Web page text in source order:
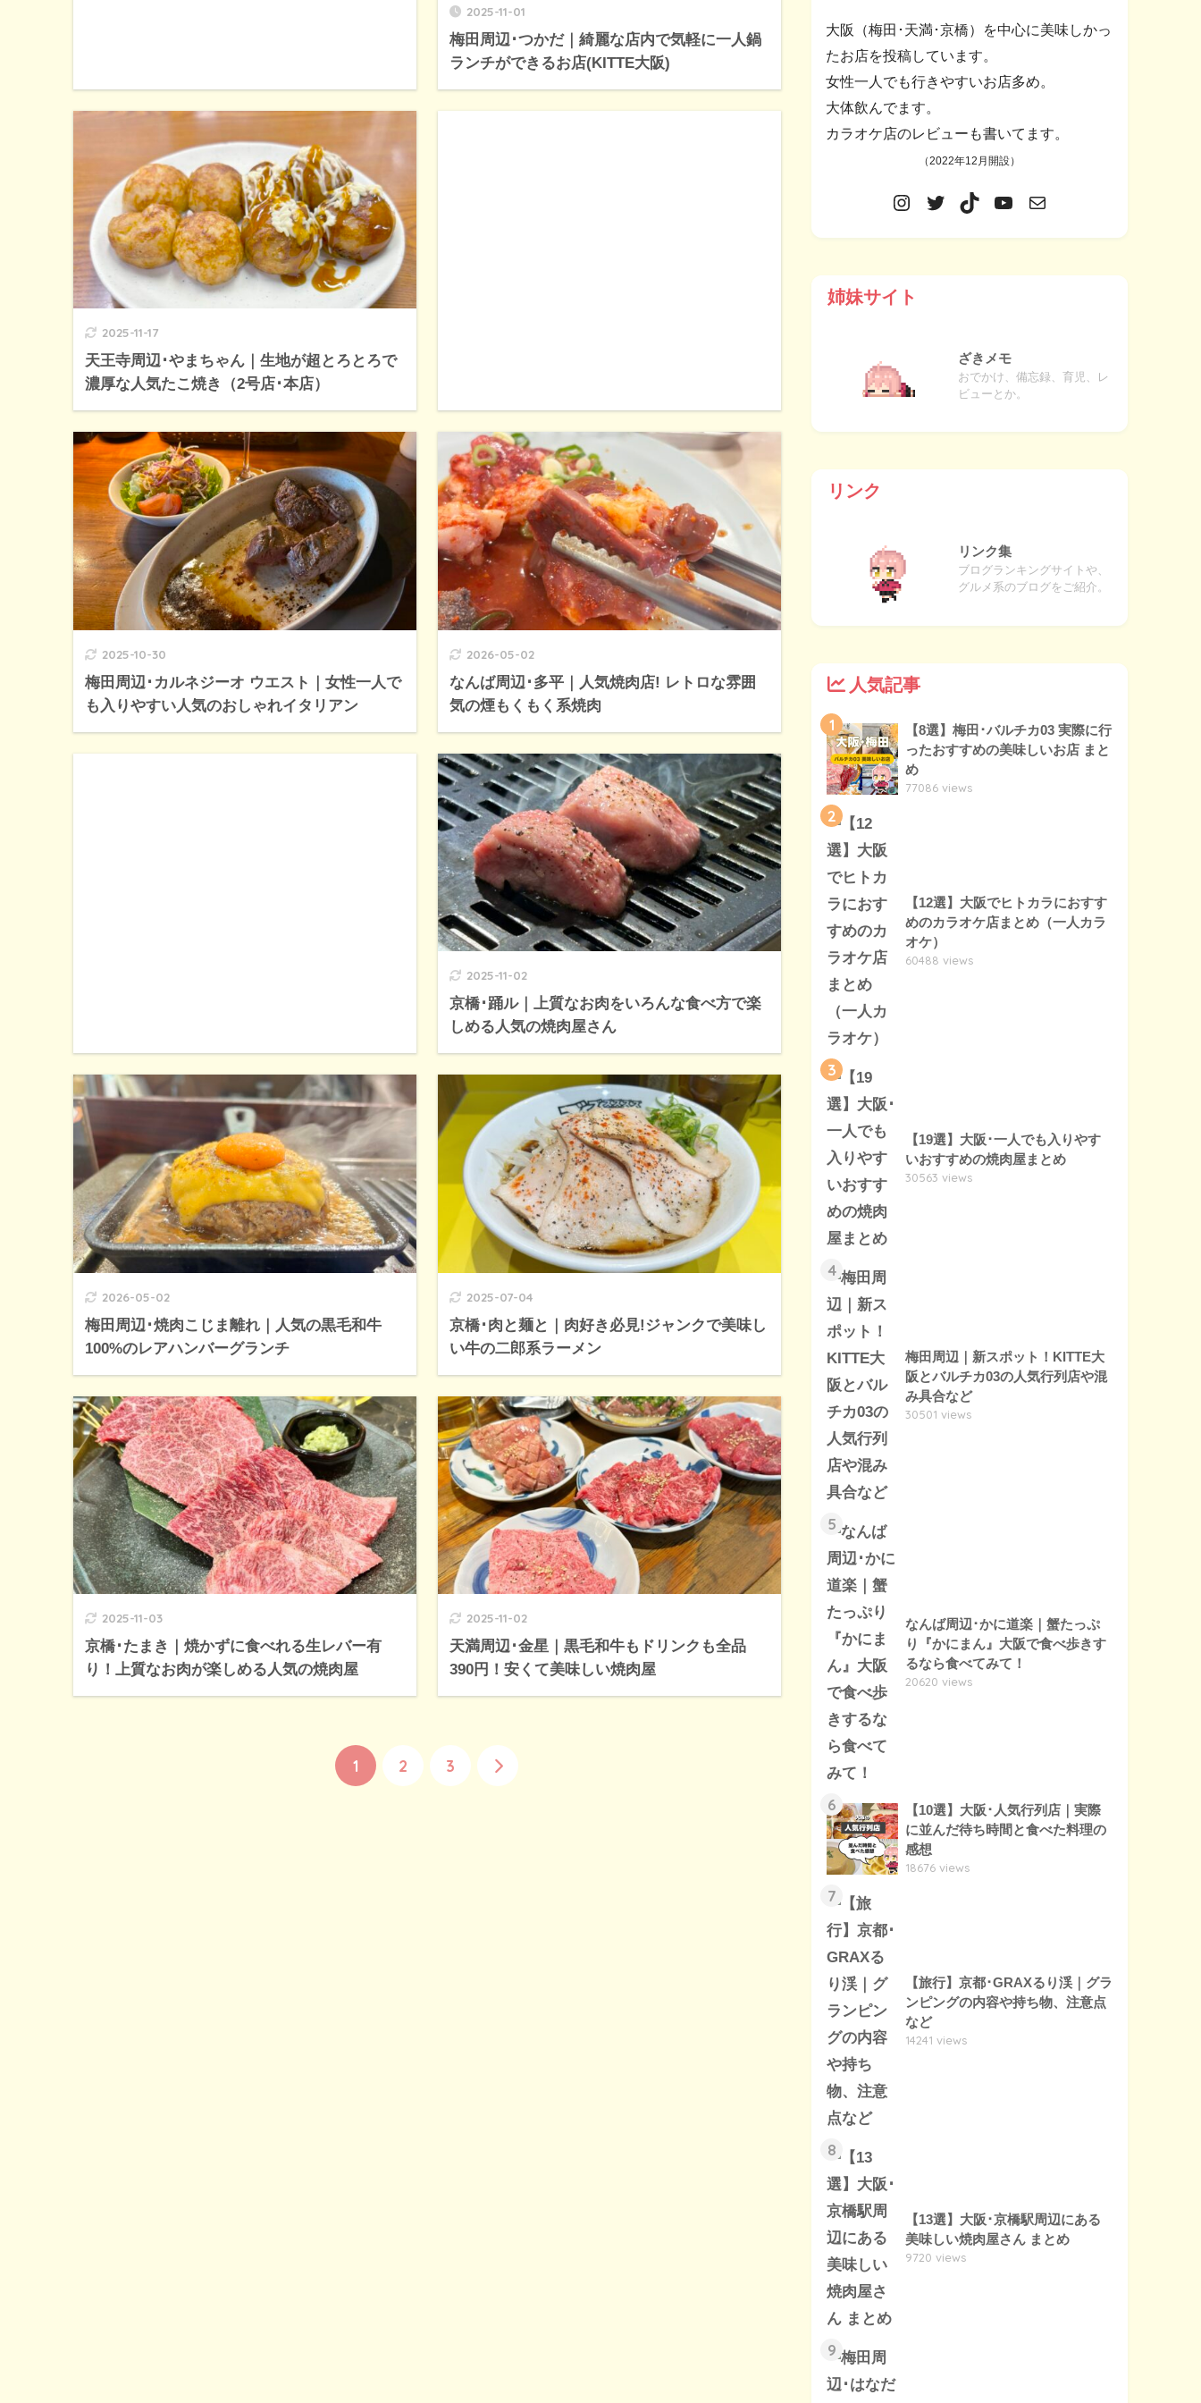
2025-11-01
梅田周辺･つかだ｜綺麗な店内で気軽に一人鍋
ランチができるお店(KITTE大阪)
2025-11-17
天王寺周辺･やまちゃん｜生地が超とろとろで
濃厚な人気たこ焼き（2号店･本店）
2025-10-30
梅田周辺･カルネジーオ ウエスト｜女性一人で
も入りやすい人気のおしゃれイタリアン
2026-05-02
なんば周辺･多平｜人気焼肉店! レトロな雰囲
気の煙もくもく系焼肉
2025-11-02
京橋･踊ル｜上質なお肉をいろんな食べ方で楽
しめる人気の焼肉屋さん
2026-05-02
梅田周辺･焼肉こじま離れ｜人気の黒毛和牛
100%のレアハンバーグランチ
2025-07-04
京橋･肉と麺と｜肉好き必見!ジャンクで美味し
い牛の二郎系ラーメン
2025-11-03
京橋･たまき｜焼かずに食べれる生レバー有
り！上質なお肉が楽しめる人気の焼肉屋
2025-11-02
天満周辺･金星｜黒毛和牛もドリンクも全品
390円！安くて美味しい焼肉屋
1 2 3
大阪（梅田･天満･京橋）を中心に美味しかっ
たお店を投稿しています。
女性一人でも行きやすいお店多め。
大体飲んでます。
カラオケ店のレビューも書いてます。
（2022年12月開設）
姉妹サイト
ざきメモ
おでかけ、備忘録、育児、レ
ビューとか。
リンク
リンク集
ブログランキングサイトや、
グルメ系のブログをご紹介。
人気記事
1
【8選】梅田･バルチカ03 実際に行
ったおすすめの美味しいお店 まと
め
77086 views
2
【12選】大阪でヒトカラにおすす
めのカラオケ店まとめ（一人カラ
オケ）
60488 views
3
【19選】大阪･一人でも入りやす
いおすすめの焼肉屋まとめ
30563 views
4
梅田周辺｜新スポット！KITTE大
阪とバルチカ03の人気行列店や混
み具合など
30501 views
5
なんば周辺･かに道楽｜蟹たっぷ
り『かにまん』大阪で食べ歩きす
るなら食べてみて！
20620 views
6
【10選】大阪･人気行列店｜実際
に並んだ待ち時間と食べた料理の
感想
18676 views
7
【旅行】京都･GRAXるり渓｜グラ
ンピングの内容や持ち物、注意点
など
14241 views
8
【13選】大阪･京橋駅周辺にある
美味しい焼肉屋さん まとめ
9720 views
9